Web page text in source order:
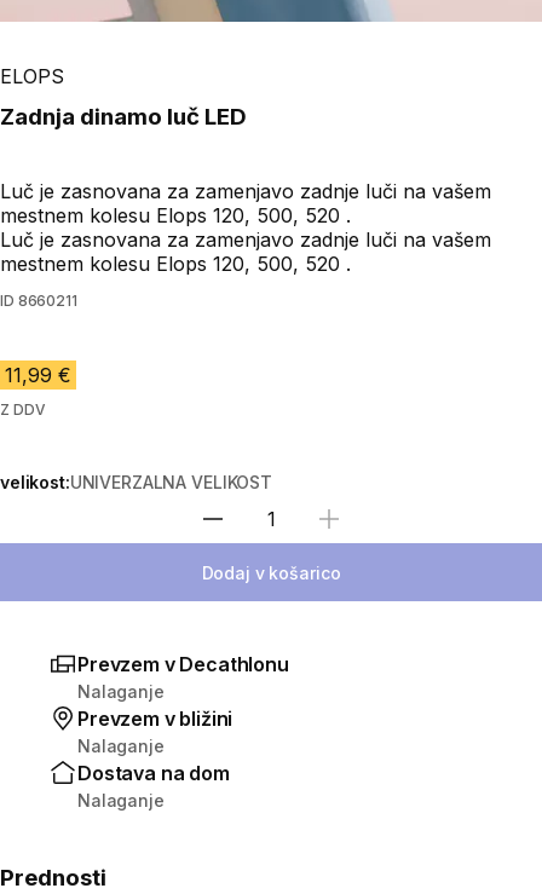
ELOPS
Zadnja dinamo luč LED
Luč je zasnovana za zamenjavo zadnje luči na vašem
mestnem kolesu Elops 120, 500, 520 .
Luč je zasnovana za zamenjavo zadnje luči na vašem
mestnem kolesu Elops 120, 500, 520 .
ID 8660211
11,99 €
Z DDV
velikost:UNIVERZALNA VELIKOST
Izberite količino
Dodaj v košarico
Prevzem v Decathlonu
Nalaganje
Prevzem v bližini
Nalaganje
Dostava na dom
Nalaganje
Prednosti